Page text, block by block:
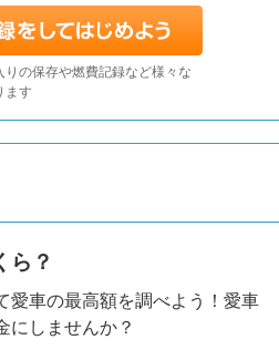
りの保存や燃費記録など様々な
ます
ら？
愛車の最高額を調べよう！愛車
にしませんか？